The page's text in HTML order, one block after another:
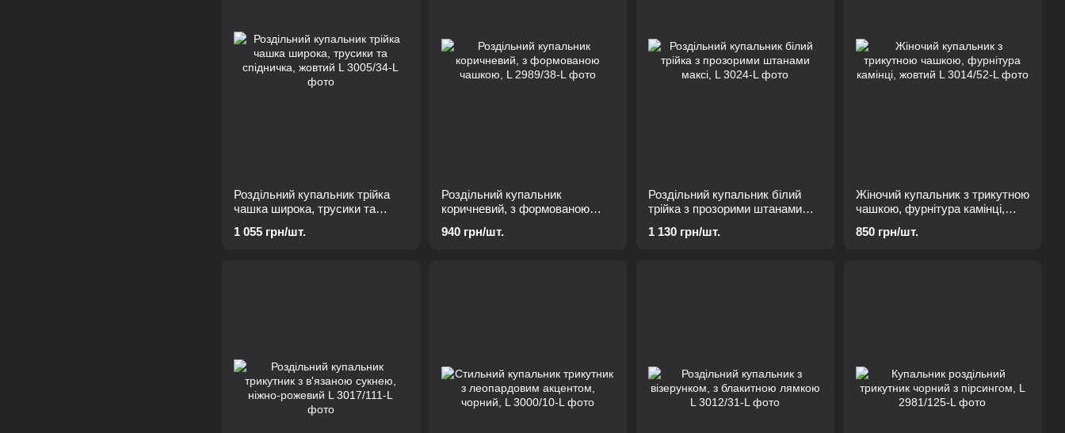
Роздільний купальник трійка
чашка широка, трусики та
1 055 грн/шт.
Роздільний купальник
коричневий, з формованою
940 грн/шт.
Роздільний купальник білий
трійка з прозорими штанами
1 130 грн/шт.
Жіночий купальник з трикутною
чашкою, фурнітура камінці,
850 грн/шт.